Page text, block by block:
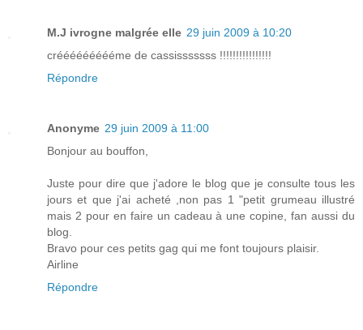
M.J ivrogne malgrée elle 29 juin 2009 à 10:20
créééééééééme de cassisssssss !!!!!!!!!!!!!!!!
Répondre
Anonyme 29 juin 2009 à 11:00
Bonjour au bouffon,
Juste pour dire que j'adore le blog que je consulte tous les
jours et que j'ai acheté ,non pas 1 "petit grumeau illustré
mais 2 pour en faire un cadeau à une copine, fan aussi du
blog.
Bravo pour ces petits gag qui me font toujours plaisir.
Airline
Répondre